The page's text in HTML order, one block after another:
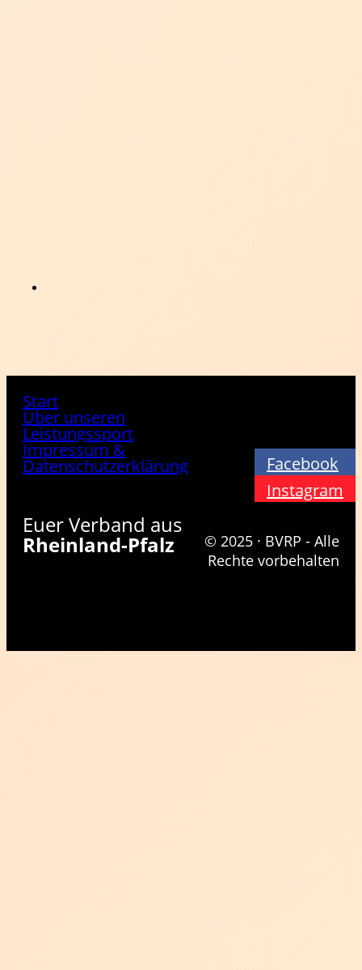
Start
Über unseren
Leistungssport
Impressum &
Datenschutzerklärung
Facebook
Instagram
Euer Verband aus
Rheinland-Pfalz
© 2025 · BVRP - Alle
Rechte vorbehalten